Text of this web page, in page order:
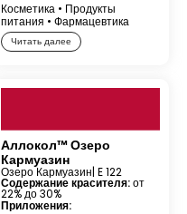
Косметика• Продукты
питания • Фармацевтика
Читать далее
Аллокол™ Озеро
Кармуазин
Озеро Кармуазин| E 122
Содержание красителя:от
22% до 30%
Приложения: